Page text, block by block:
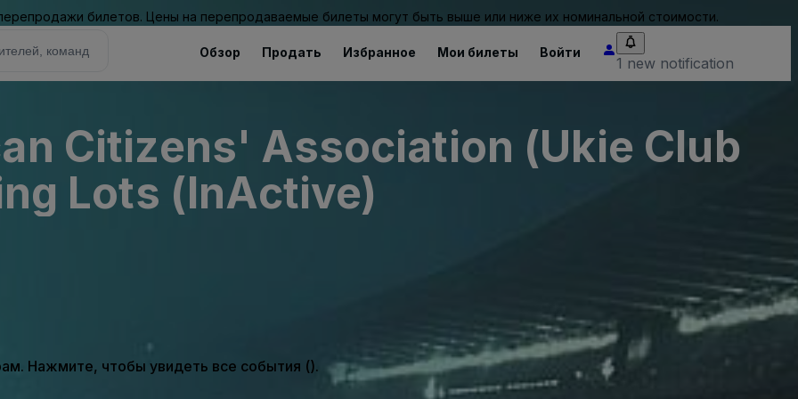
билетов. Цены на перепродаваемые билеты могут быть выше или ниже их номинальной стоимости.
Обзор Продать Избранное Мои билеты Войти
1 new notification
Citizens' Association (Ukie Club
Lots (InActive)
Нажмите, чтобы увидеть все события ().